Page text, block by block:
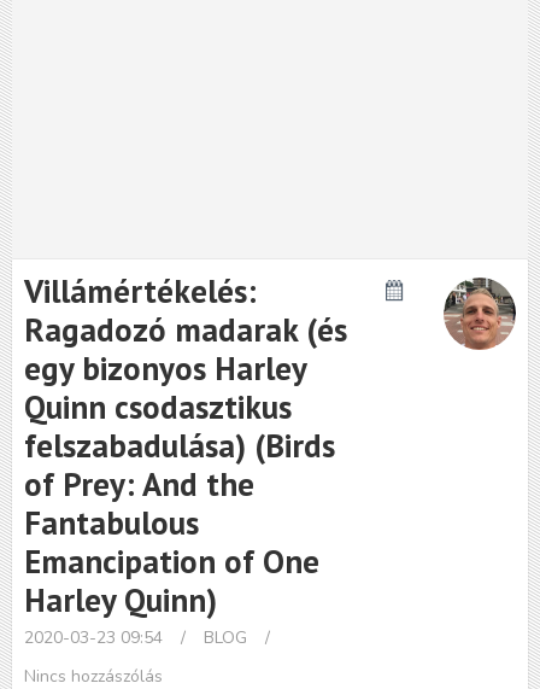
Villámértékelés:
Ragadozó madarak (és
egy bizonyos Harley
Quinn csodasztikus
felszabadulása) (Birds
of Prey: And the
Fantabulous
Emancipation of One
Harley Quinn)
2020-03-23 09:54 / BLOG
/
Nincs hozzászólás